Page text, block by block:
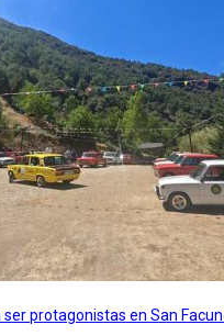
ser protagonistas en San